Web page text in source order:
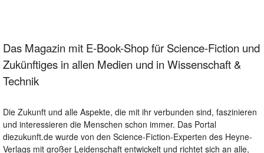
Das Magazin mit E-Book-Shop für Science-Fiction und
Zukünftiges in allen Medien und in Wissenschaft &
Technik
Die Zukunft und alle Aspekte, die mit ihr verbunden sind, faszinieren
und interessieren die Menschen schon immer. Das Portal
diezukunft.de wurde von den Science-Fiction-Experten des Heyne-
Verlags mit großer Leidenschaft entwickelt und richtet sich an alle,